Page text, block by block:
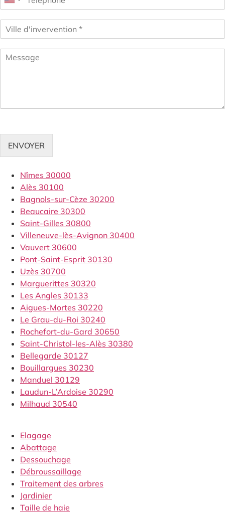
ENVOYER
Nîmes 30000
Alès 30100
Bagnols-sur-Cèze 30200
Beaucaire 30300
Saint-Gilles 30800
Villeneuve-lès-Avignon 30400
Vauvert 30600
Pont-Saint-Esprit 30130
Uzès 30700
Marguerittes 30320
Les Angles 30133
Aigues-Mortes 30220
Le Grau-du-Roi 30240
Rochefort-du-Gard 30650
Saint-Christol-les-Alès 30380
Bellegarde 30127
Bouillargues 30230
Manduel 30129
Laudun-L’Ardoise 30290
Milhaud 30540
Elagage
Abattage
Dessouchage
Débroussaillage
Traitement des arbres
Jardinier
Taille de haie